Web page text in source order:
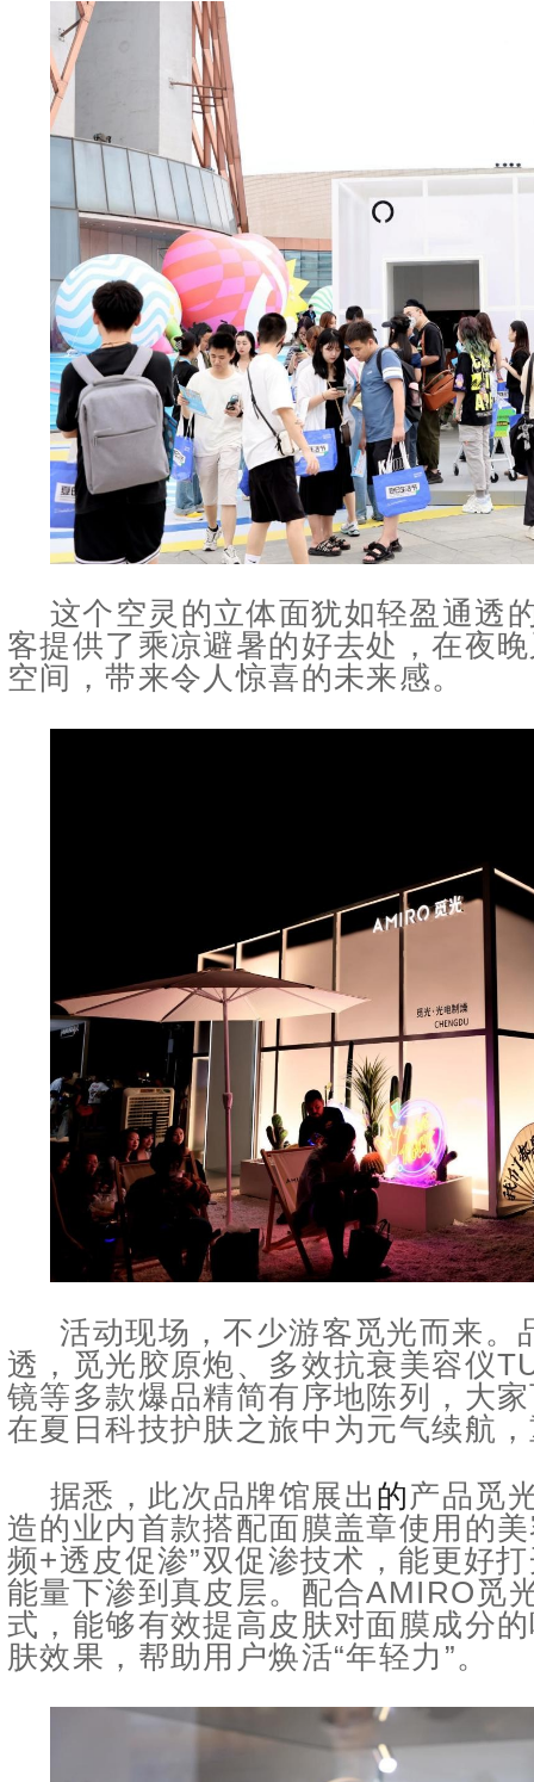
这个空灵的立体面犹如轻盈通透
客提供了乘凉避暑的好去处，在夜
空间，带来令人惊喜的未来感。
活动现场，不少游客觅光而来。
透，觅光胶原炮、多效抗衰美容仪
镜等多款爆品精简有序地陈列，大
在夏日科技护肤之旅中为元气续航
据悉，此次品牌馆展出 的产品觅
造的业内首款搭配面膜盖章使用的
频+透皮促渗”双促渗技术，能更好
能量下渗到真皮层。配合AMIRO觅
式，能够有效提高皮肤对面膜成分
肤效果，帮助用户焕活“年轻力”。